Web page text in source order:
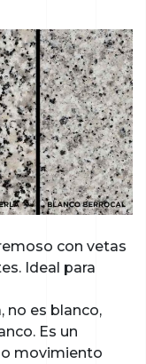
con vetas
Ideal para
no es blanco,
Es un
movimiento